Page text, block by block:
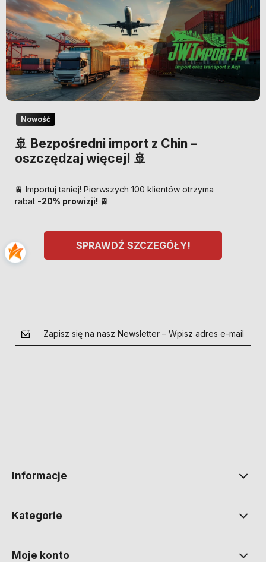
Nowość
🚢 Bezpośredni import z Chin –
oszczędzaj więcej! 🚢
🚆 Importuj taniej! Pierwszych 100 klientów otrzyma
rabat -20% prowizji! 🚆
SPRAWDŹ SZCZEGÓŁY!
Zapisz się na nasz Newsletter – Wpisz adres e-mail
Informacje
Kategorie
Moje konto